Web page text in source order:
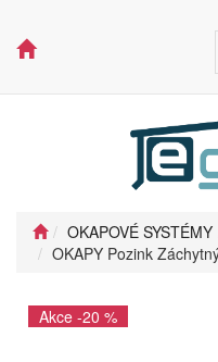
OKAPOVÉ SYSTÉMY
OKAPY Pozink
Akce -20 %